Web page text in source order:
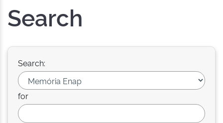
Search
Search:
for